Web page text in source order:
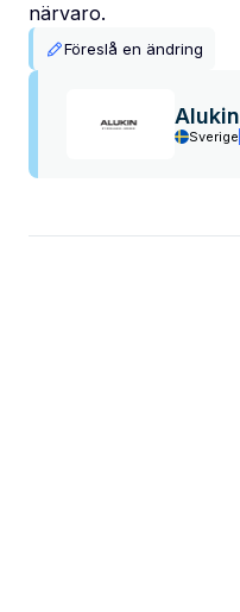
närvaro.
Föreslå en ändring
Alukin
Sverige